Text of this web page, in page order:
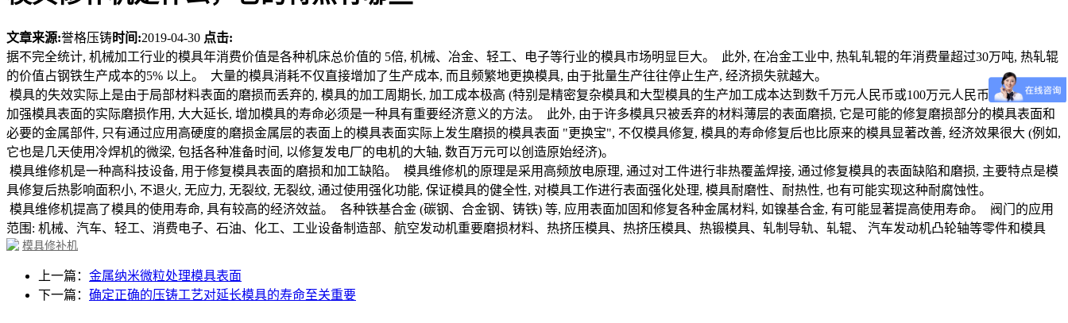
文章来源:誉格压铸时间:2019-04-30 点击:
据不完全统计, 机械加工行业的模具年消费价值是各种机床总价值的 5倍, 机械、冶金、轻工、电子等行业的模具市场明显巨大。 此外, 在冶金工业中, 热轧轧辊的年消费量超过30万吨, 热轧辊
的价值占钢铁生产成本的5% 以上。 大量的模具消耗不仅直接增加了生产成本, 而且频繁地更换模具, 由于批量生产往往停止生产, 经济损失就越大。
模具的失效实际上是由于局部材料表面的磨损而丢弃的, 模具的加工周期长, 加工成本极高 (特别是精密复杂模具和大型模具的生产加工成本达到数千万元人民币或100万元人民币)。 因此, 要
加强模具表面的实际磨损作用, 大大延长, 增加模具的寿命必须是一种具有重要经济意义的方法。 此外, 由于许多模具只被丢弃的材料薄层的表面磨损, 它是可能的修复磨损部分的模具表面和
必要的金属部件, 只有通过应用高硬度的磨损金属层的表面上的模具表面实际上发生磨损的模具表面 "更换宝", 不仅模具修复, 模具的寿命修复后也比原来的模具显著改善, 经济效果很大 (例如,
它也是几天使用冷焊机的微梁, 包括各种准备时间, 以修复发电厂的电机的大轴, 数百万元可以创造原始经济)。
模具维修机是一种高科技设备, 用于修复模具表面的磨损和加工缺陷。 模具维修机的原理是采用高频放电原理, 通过对工件进行非热覆盖焊接, 通过修复模具的表面缺陷和磨损, 主要特点是模
具修复后热影响面积小, 不退火, 无应力, 无裂纹, 无裂纹, 通过使用强化功能, 保证模具的健全性, 对模具工作进行表面强化处理, 模具耐磨性、耐热性, 也有可能实现这种耐腐蚀性。
模具维修机提高了模具的使用寿命, 具有较高的经济效益。 各种铁基合金 (碳钢、合金钢、铸铁) 等, 应用表面加固和修复各种金属材料, 如镍基合金, 有可能显著提高使用寿命。 阀门的应用
范围: 机械、汽车、轻工、消费电子、石油、化工、工业设备制造部、航空发动机重要磨损材料、热挤压模具、热挤压模具、热锻模具、轧制导轨、轧辊、 汽车发动机凸轮轴等零件和模具
模具修补机
上一篇： 金属纳米微粒处理模具表面
下一篇： 确定正确的压铸工艺对延长模具的寿命至关重要